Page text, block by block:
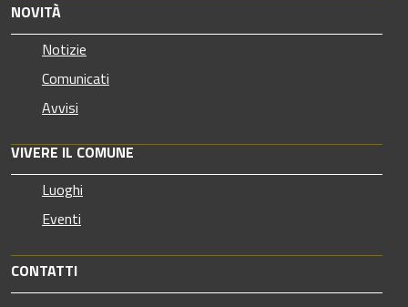
NOVITÀ
Notizie
Comunicati
Avvisi
VIVERE IL COMUNE
Luoghi
Eventi
CONTATTI